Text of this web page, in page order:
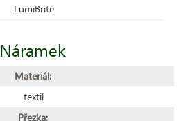
LumiBrite
Náramek
Materiál:
textil
Přezka: